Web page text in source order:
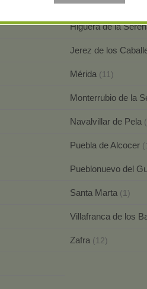
Fuentes de León
Higuera de la
Jerez de los
Mérida (11)
Monterrubio de la
Navalvillar de Pela
Puebla de Alcocer
Pueblonuevo del
Santa Marta (1)
Villafranca de los
Zafra (12)